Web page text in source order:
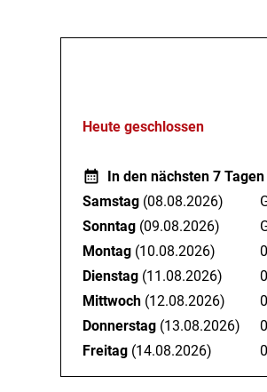
(Kurmedizin)
Die Praxis ist nach ISO
Heute geschlossen
In den nächsten 7 Tagen
Samstag (08.08.2026)
Sonntag (09.08.2026)
Montag (10.08.2026)
Dienstag (11.08.2026)
Mittwoch (12.08.2026)
Donnerstag (13.08.2026)
Freitag (14.08.2026)